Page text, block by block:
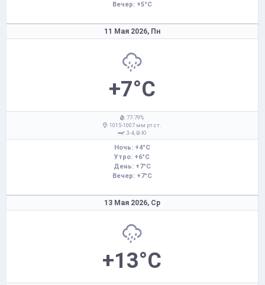
Вечер: +5°C
11 Мая 2026, Пн
+7°C
: 77-79%
: 1015-1007 мм рт.ст.
: 3-4,
Ю
Ночь: +4°C
Утро: +6°C
День: +7°C
Вечер: +7°C
13 Мая 2026, Ср
+13°C